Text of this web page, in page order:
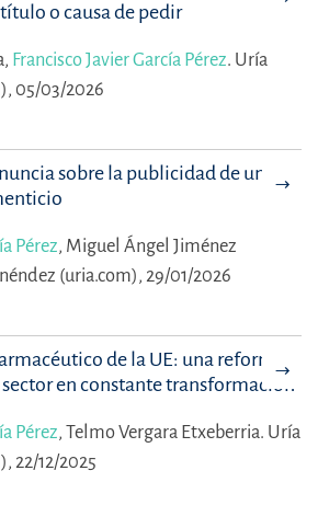
o causa de pedir
Francisco Javier García Pérez. Uría
05/03/2026
sobre la publicidad de un
Pérez, Miguel Ángel Jiménez
(uria.com), 29/01/2026
de la UE: una reforma
en constante transformación
Pérez, Telmo Vergara Etxeberria. Uría
22/12/2025